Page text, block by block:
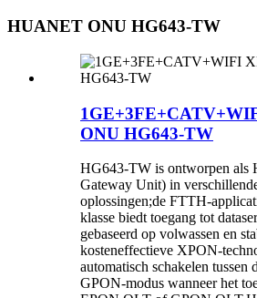
HUANET ONU HG643-TW
ONU HG643-TW
HG643-TW is ontworpen als
Gateway Unit) in
oplossingen;de FTTH-
klasse biedt toegang tot
gebaseerd op volwassen en
kosteneffectieve XPON-
automatisch schakelen tussen
GPON-modus wanneer het